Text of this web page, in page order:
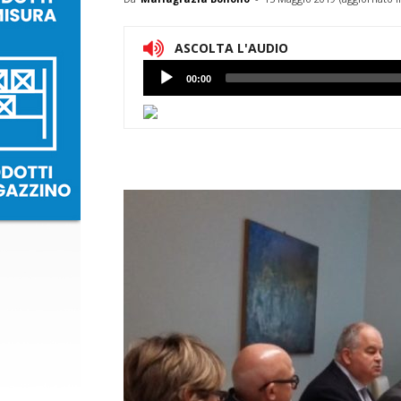
ASCOLTA L'AUDIO
Lettore
Audio
00:00